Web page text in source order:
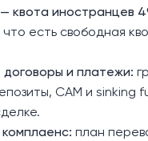
квота иностранцев
что есть свободная
договоры и платежи:
CAM и sinking
план